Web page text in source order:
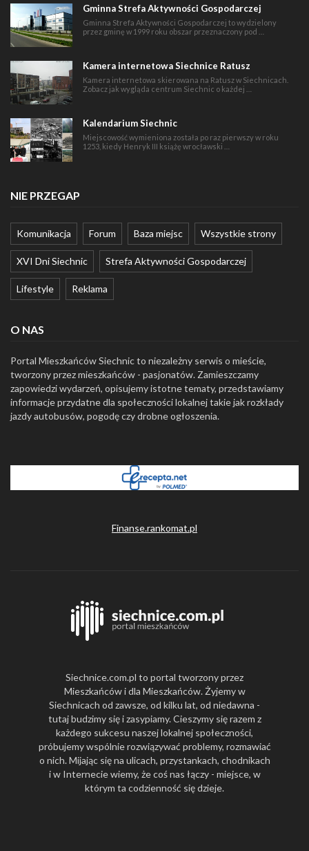
Gminna Strefa Aktywności Gospodarczej
Gminna Strefa Aktywności Gospodarczej to wydzielony
przez gminę w 1999 roku obszar przeznaczony pod …
Kamera internetowa Siechnice Ratusz
Kamera internetowa skierowana na Ratusz w Siechnicach.
Zobacz jak wygląda centrum Siechnic o każdej …
Kalendarium Siechnic
Miejscowość wymieniona została po raz pierwszy w roku
1253, kiedy Henryk III książę wrocławski …
NIE PRZEGAP
Komunikacja Forum Baza miejsc Wszystkie strony
XVI Dni Siechnic Strefa Aktywności Gospodarczej
Lifestyle Reklama
O NAS
Portal Mieszkańców Siechnic to niezależny serwis o mieście,
tworzony przez mieszkańców - pasjonatów. Zamieszczamy
zapowiedzi wydarzeń, opisujemy istotne tematy, przedstawiamy
informacje przydatne dla społeczności lokalnej takie jak rozkłady
jazdy autobusów, pogodę czy drobne ogłoszenia.
Finanse.rankomat.pl
Siechnice.com.pl to portal tworzony przez
Mieszkańców i dla Mieszkańców. Żyjemy w
Siechnicach od zawsze, od kilku lat, od niedawna -
tutaj budzimy się i zasypiamy. Cieszymy się razem z
każdego sukcesu naszej lokalnej społeczności,
próbujemy wspólnie rozwiązywać problemy, rozmawiać
o nich. Mijając się na ulicach, przystankach, chodnikach
i w Internecie wiemy, że coś nas łączy - miejsce, w
którym ta codzienność się dzieje.